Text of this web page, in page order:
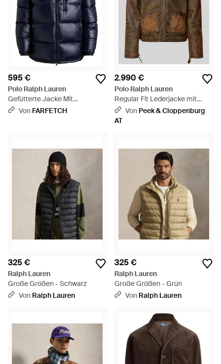
595 €
Polo Ralph Lauren
Gefütterte Jacke Mit
Abnehmbarer Kapuze - Blau
Von FARFETCH
2.990 €
Polo Ralph Lauren
Regular Fit Lederjacke mit
Lammfellkragen Modell
'ICELANDIC' - Braun
Von Peek & Cloppenburg
AT
325 €
Ralph Lauren
Große Größen - Schwarz
Von Ralph Lauren
325 €
Ralph Lauren
Große Größen - Grün
Von Ralph Lauren